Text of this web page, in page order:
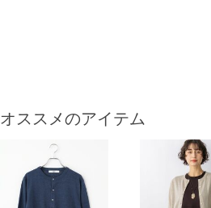
オススメのアイテム